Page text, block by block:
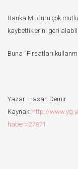
Banka Müdürü çok
kaybettiklerini geri
Buna “Fırsatları
Yazar: Hasan Demir
Kaynak: http://
haber=27871